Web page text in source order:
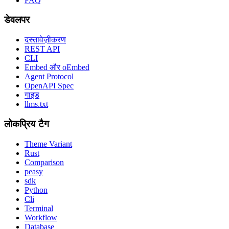
डेवलपर
दस्तावेज़ीकरण
REST API
CLI
Embed और oEmbed
Agent Protocol
OpenAPI Spec
गाइड
llms.txt
लोकप्रिय टैग
Theme Variant
Rust
Comparison
peasy
sdk
Python
Cli
Terminal
Workflow
Database